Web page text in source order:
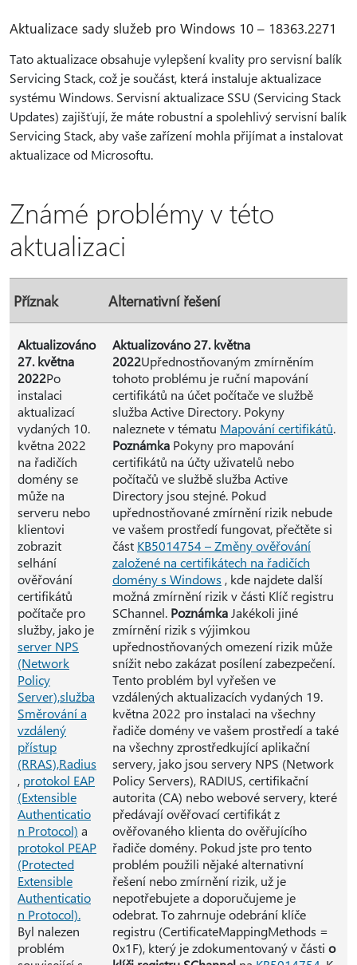
Aktualizace sady služeb pro Windows 10 – 18363.2271
Tato aktualizace obsahuje vylepšení kvality pro servisní balík
Servicing Stack, což je součást, která instaluje aktualizace
systému Windows. Servisní aktualizace SSU (Servicing Stack
Updates) zajišťují, že máte robustní a spolehlivý servisní balík
Servicing Stack, aby vaše zařízení mohla přijímat a instalovat
aktualizace od Microsoftu.
Známé problémy v této
aktualizaci
Příznak Alternativní řešení
Aktualizováno
27. května
2022Po
instalaci
aktualizací
vydaných 10.
května 2022
na řadičích
domény se
může na
serveru nebo
klientovi
zobrazit
selhání
ověřování
certifikátů
počítače pro
služby, jako je
server NPS
(Network
Policy
Server),služba
Směrování a
vzdálený
přístup
(RRAS),Radius
, protokol EAP
(Extensible
Authenticatio
n Protocol) a
protokol PEAP
(Protected
Extensible
Authenticatio
n Protocol).
Byl nalezen
problém
Aktualizováno 27. května
2022Upřednostňovaným zmírněním
tohoto problému je ruční mapování
certifikátů na účet počítače ve službě
služba Active Directory. Pokyny
naleznete v tématu Mapování certifikátů.
Poznámka Pokyny pro mapování
certifikátů na účty uživatelů nebo
počítačů ve službě služba Active
Directory jsou stejné. Pokud
upřednostňované zmírnění rizik nebude
ve vašem prostředí fungovat, přečtěte si
část KB5014754 – Změny ověřování
založené na certifikátech na řadičích
domény s Windows , kde najdete další
možná zmírnění rizik v části Klíč registru
SChannel. Poznámka Jakékoli jiné
zmírnění rizik s výjimkou
upřednostňovaných omezení rizik může
snížit nebo zakázat posílení zabezpečení.
Tento problém byl vyřešen ve
vzdálených aktualizacích vydaných 19.
května 2022 pro instalaci na všechny
řadiče domény ve vašem prostředí a také
na všechny zprostředkující aplikační
servery, jako jsou servery NPS (Network
Policy Servers), RADIUS, certifikační
autorita (CA) nebo webové servery, které
předávají ověřovací certifikát z
ověřovaného klienta do ověřujícího
řadiče domény. Pokud jste pro tento
problém použili nějaké alternativní
řešení nebo zmírnění rizik, už je
nepotřebujete a doporučujeme je
odebrat. To zahrnuje odebrání klíče
registru (CertificateMappingMethods =
0x1F), který je zdokumentovaný v části o